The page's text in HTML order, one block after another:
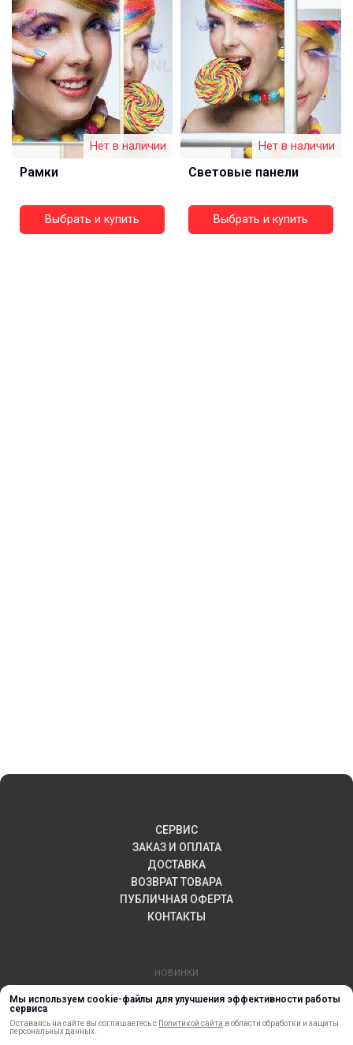
Мы используем cookie-файлы для улучшения эффективности работы
сервиса
Оставаясь на сайте вы соглашаетесь с Политикой сайта в области обработки и защиты
персональных данных.
Нет в наличии
Рамки
Выбрать и купить
Нет в наличии
Световые панели
Выбрать и купить
СЕРВИС
ЗАКАЗ И ОПЛАТА
ДОСТАВКА
ВОЗВРАТ ТОВАРА
ПУБЛИЧНАЯ ОФЕРТА
КОНТАКТЫ
НОВИНКИ
МАТЕРИАЛЫ ДЛЯ ПЕЧАТИ